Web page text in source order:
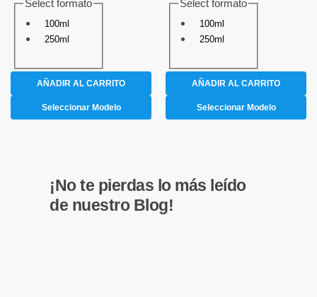
Select formato
100ml
250ml
AÑADIR AL CARRITO
Seleccionar Modelo
Select formato
100ml
250ml
AÑADIR AL CARRITO
Seleccionar Modelo
¡No te pierdas lo más leído
de nuestro Blog!